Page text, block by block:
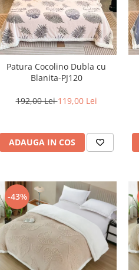
Patura Cocolino Dubla cu
Blanita-PJ120
192,00 Lei119,00 Lei
ADAUGA IN COS
-43%